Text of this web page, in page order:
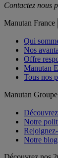
Contactez nous
Manutan France
Qui
Nos
Offre
Manutan
Tous nos
Manutan Groupe
Notre
Notre blog